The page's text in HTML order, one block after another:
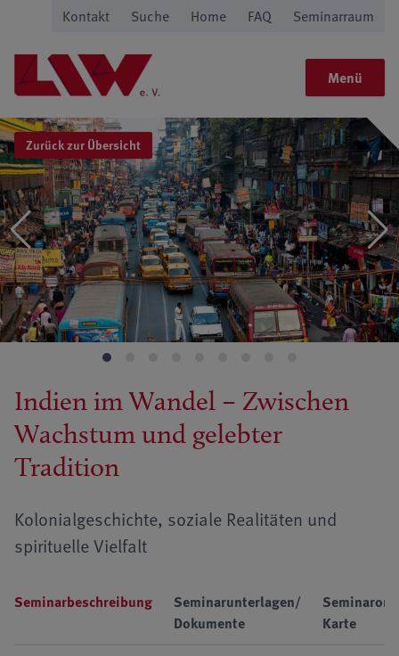
Kontakt Suche Home FAQ Seminarraum
Menü
Zurück zur Übersicht
Indien im Wandel – Zwischen
Wachstum und gelebter
Tradition
Kolonialgeschichte, soziale Realitäten und
spirituelle Vielfalt
Seminarbeschreibung
Seminarunterlagen/
Dokumente
Seminarort/
Karte